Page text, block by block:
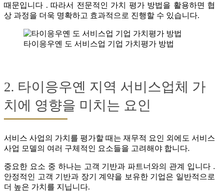
때문입니다 . 따라서 전문적인 가치 평가 방법을 활용하면 협
상 과정을 더욱 명확하고 효과적으로 진행할 수 있습니다.
타이응우옌 도 서비스업 기업 가치평가 방법
2. 타이응우옌 지역 서비스업체 가
치에 영향을 미치는 요인
서비스 사업의 가치를 평가할 때는 재무적 요인 외에도 서비스
사업 모델의 여러 구체적인 요소들을 고려해야 합니다.
중요한 요소 중 하나는 고객 기반과 파트너와의 관계 입니다 .
안정적인 고객 기반과 장기 계약을 보유한 기업은 일반적으로
더 높은 가치를 지닙니다.